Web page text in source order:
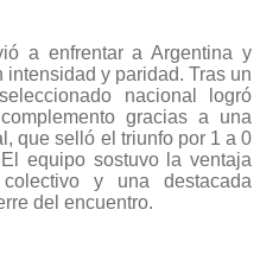
a enfrentar a Argentina y
y paridad. Tras un
nacional logró
gracias a una
que selló el triunfo por 1 a 0
equipo sostuvo la ventaja
y una destacada
del encuentro.